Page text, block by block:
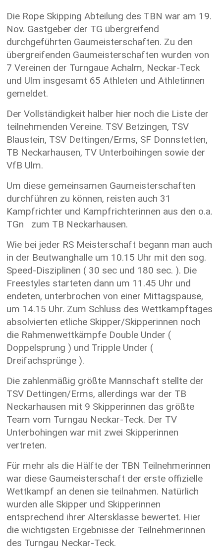
Die Rope Skipping Abteilung des TBN war am 19.
Nov. Gastgeber der TG übergreifend
durchgeführten Gaumeisterschaften. Zu den
übergreifenden Gaumeisterschaften wurden von
7 Vereinen der Turngaue Achalm, Neckar-Teck
und Ulm insgesamt 65 Athleten und Athletinnen
gemeldet.
Der Vollständigkeit halber hier noch die Liste der
teilnehmenden Vereine. TSV Betzingen, TSV
Blaustein, TSV Dettingen/Erms, SF Donnstetten,
TB Neckarhausen, TV Unterboihingen sowie der
VfB Ulm.
Um diese gemeinsamen Gaumeisterschaften
durchführen zu können, reisten auch 31
Kampfrichter und Kampfrichterinnen aus den o.a.
TGn zum TB Neckarhausen.
Wie bei jeder RS Meisterschaft begann man auch
in der Beutwanghalle um 10.15 Uhr mit den sog.
Speed-Disziplinen ( 30 sec und 180 sec. ). Die
Freestyles starteten dann um 11.45 Uhr und
endeten, unterbrochen von einer Mittagspause,
um 14.15 Uhr. Zum Schluss des Wettkampftages
absolvierten etliche Skipper/Skipperinnen noch
die Rahmenwettkämpfe Double Under (
Doppelsprung ) und Tripple Under (
Dreifachsprünge ).
Die zahlenmäßig größte Mannschaft stellte der
TSV Dettingen/Erms, allerdings war der TB
Neckarhausen mit 9 Skipperinnen das größte
Team vom Turngau Neckar-Teck. Der TV
Unterbohingen war mit zwei Skipperinnen
vertreten.
Für mehr als die Hälfte der TBN Teilnehmerinnen
war diese Gaumeisterschaft der erste offizielle
Wettkampf an denen sie teilnahmen. Natürlich
wurden alle Skipper und Skipperinnen
entsprechend ihrer Altersklasse bewertet. Hier
die wichtigsten Ergebnisse der Teilnehmerinnen
des Turngau Neckar-Teck.